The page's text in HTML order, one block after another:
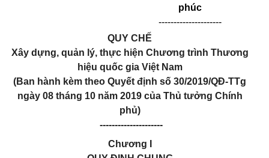
phúc
---------------------
QUY CHẾ
Xây dựng, quản lý, thực hiện Chương trình Thương
hiệu quốc gia Việt Nam
(Ban hành kèm theo Quyết định số 30/2019/QĐ-TTg
ngày 08 tháng 10 năm 2019 của Thủ tưởng Chính
phủ)
---------------------
Chương I